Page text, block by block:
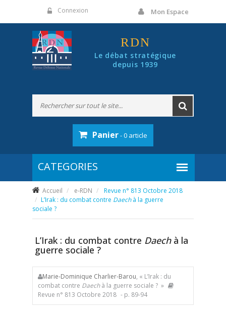
Connexion Mon Espace
RDN
Le débat stratégique
depuis 1939
Panier- 0 article
Accueil e-RDN
Revue n° 813 Octobre 2018
L’Irak : du combat contre Daechà la guerre
sociale ?
L’Irak : du combat contre Daechà la
guerre sociale ?
Marie-Dominique Charlier-Barou, « L’Irak : du
combat contre Daechà la guerre sociale ? »
Revue n° 813 Octobre 2018 - p. 89-94